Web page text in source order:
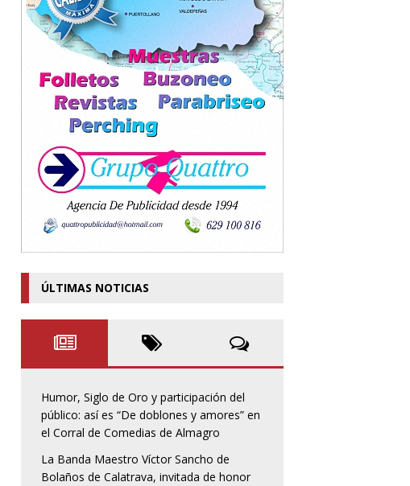
ÚLTIMAS NOTICIAS
Humor, Siglo de Oro y participación del
público: así es “De doblones y amores” en
el Corral de Comedias de Almagro
La Banda Maestro Víctor Sancho de
Bolaños de Calatrava, invitada de honor